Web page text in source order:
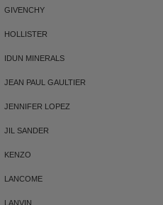
GIVENCHY
HOLLISTER
IDUN MINERALS
JEAN PAUL GAULTIER
JENNIFER LOPEZ
JIL SANDER
KENZO
LANCOME
LANVIN